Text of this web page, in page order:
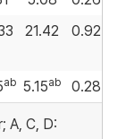
21.42 0.92
ab 5.15ab 0.28
A, C, D: